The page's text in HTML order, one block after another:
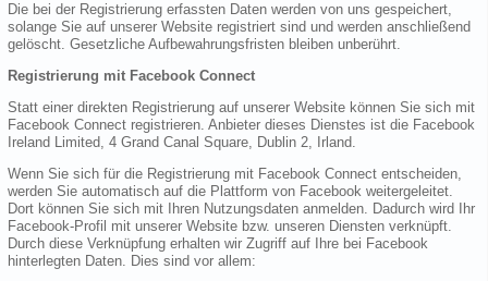
Die bei der Registrierung erfassten Daten werden von uns gespeichert,
solange Sie auf unserer Website registriert sind und werden anschließend
gelöscht. Gesetzliche Aufbewahrungsfristen bleiben unberührt.
Registrierung mit Facebook Connect
Statt einer direkten Registrierung auf unserer Website können Sie sich mit
Facebook Connect registrieren. Anbieter dieses Dienstes ist die Facebook
Ireland Limited, 4 Grand Canal Square, Dublin 2, Irland.
Wenn Sie sich für die Registrierung mit Facebook Connect entscheiden,
werden Sie automatisch auf die Plattform von Facebook weitergeleitet.
Dort können Sie sich mit Ihren Nutzungsdaten anmelden. Dadurch wird Ihr
Facebook-Profil mit unserer Website bzw. unseren Diensten verknüpft.
Durch diese Verknüpfung erhalten wir Zugriff auf Ihre bei Facebook
hinterlegten Daten. Dies sind vor allem: